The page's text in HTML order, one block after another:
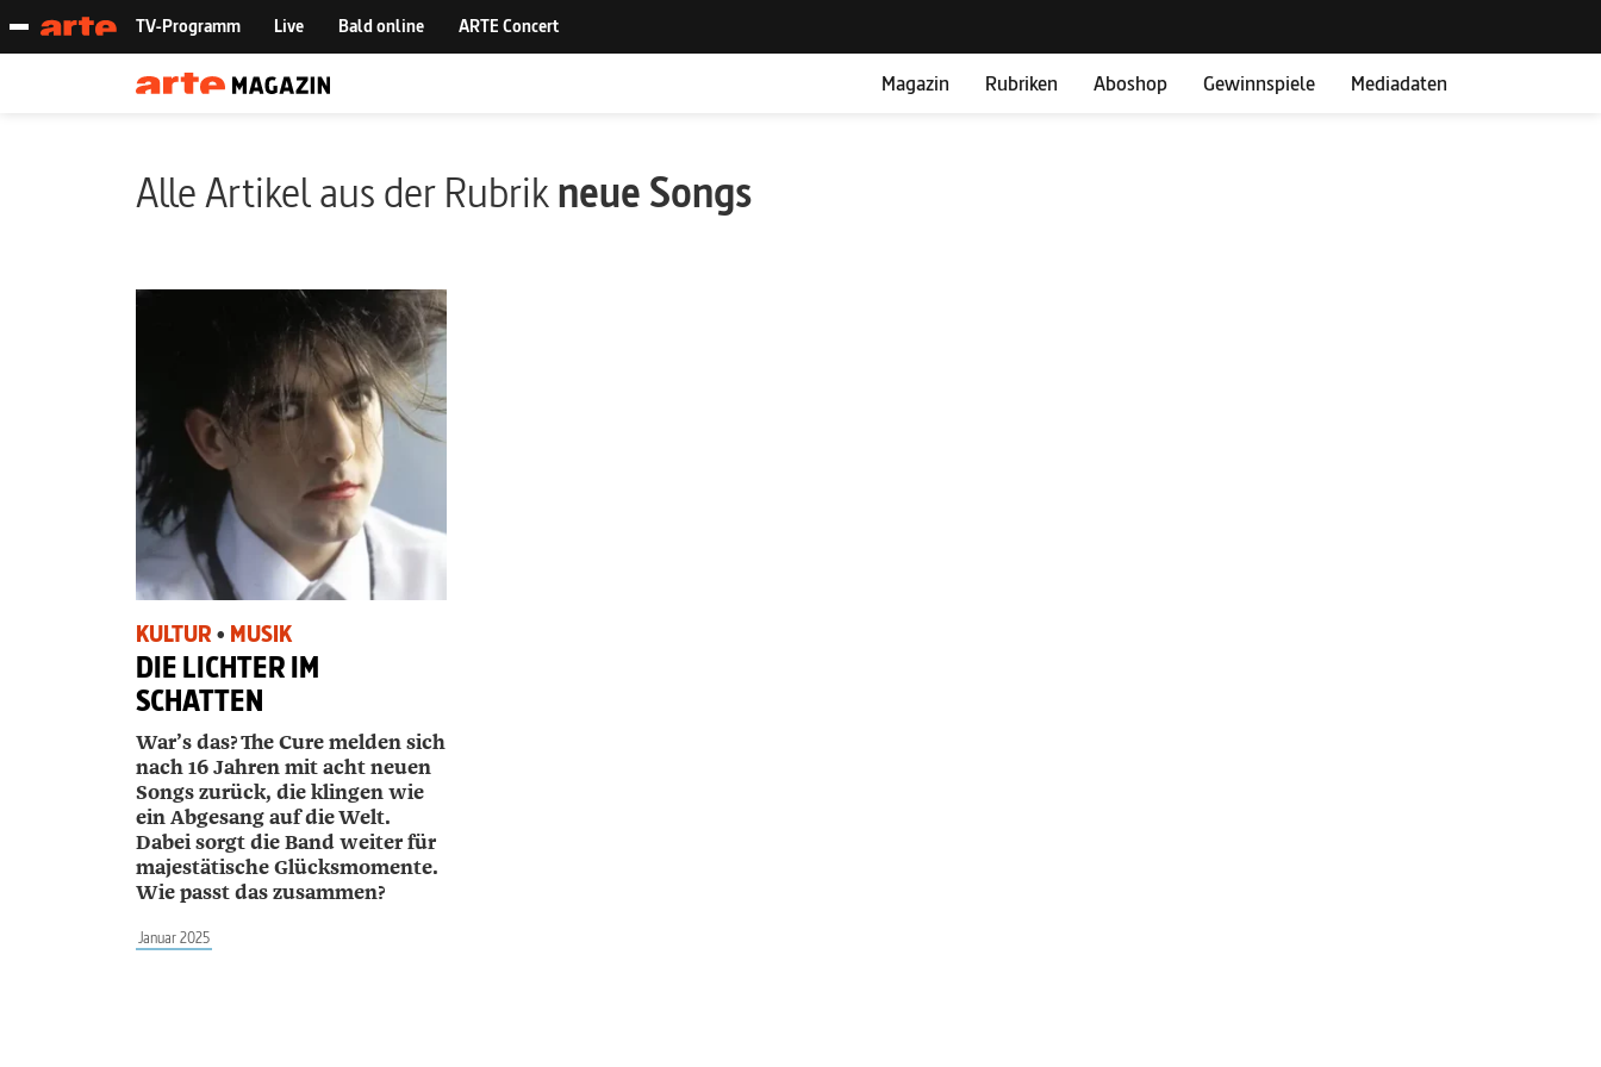
Magazin Rubriken Aboshop Gewinnspiele Mediadaten
Alle Artikel aus der Rubrikneue Songs
KULTUR • MUSIK
DIE LICHTER IM
SCHATTEN
War’s das? The Cure melden sich
nach 16 Jahren mit acht neuen
Songs zurück, die klingen wie
ein Abgesang auf die Welt.
Dabei sorgt die Band weiter für
majestätische Glücks­momente.
Wie passt das zusammen?
Januar 2025